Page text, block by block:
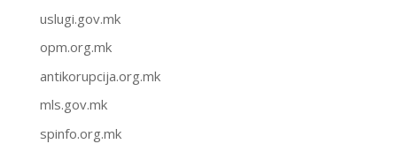
uslugi.gov.mk
opm.org.mk
antikorupcija.org.mk
mls.gov.mk
spinfo.org.mk